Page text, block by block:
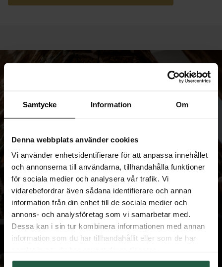
Samtycke Information Om
Denna webbplats använder cookies
Vi använder enhetsidentifierare för att anpassa innehållet
och annonserna till användarna, tillhandahålla funktioner
för sociala medier och analysera vår trafik. Vi
vidarebefordrar även sådana identifierare och annan
information från din enhet till de sociala medier och
annons- och analysföretag som vi samarbetar med.
Dessa kan i sin tur kombinera informationen med annan
information som du har tillhandahållit eller som de har